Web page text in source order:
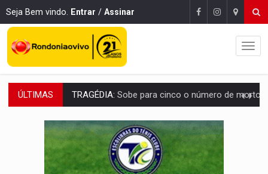
Seja Bem vindo. Entrar / Assinar
ÚLTIMAS TRANSPORTE DE ARROZ:MPF assegura cumprimento da legislação sobre transporte
DEEPFAKE:Sancionada lei contra violência sexual infantil na
COLEGIADO:Brasil e Rússia discutem energia nuclear, defesa e
URGENTE:Colisão entre caminhão e carro deixa quatro mortos e um em